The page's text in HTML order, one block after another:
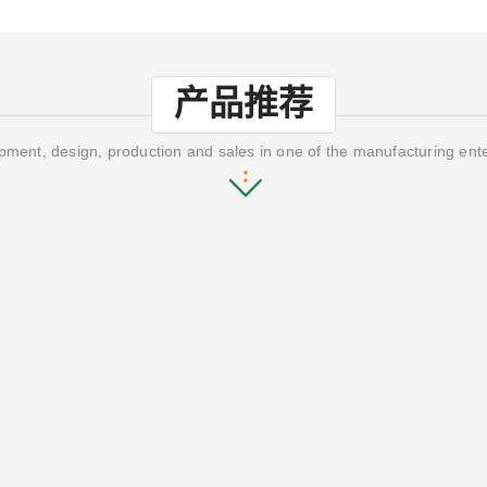
产品推荐
design, production and sales in one of the manufacturing